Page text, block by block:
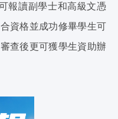
報讀副學士和高級文憑
資格並成功修畢學生可
查後更可獲學生資助辦